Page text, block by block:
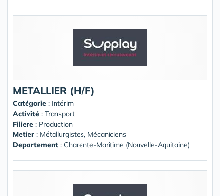
METALLIER (H/F)
Catégorie : Intérim
Activité : Transport
Filiere : Production
Metier : Métallurgistes, Mécaniciens
Departement : Charente-Maritime (Nouvelle-Aquitaine)